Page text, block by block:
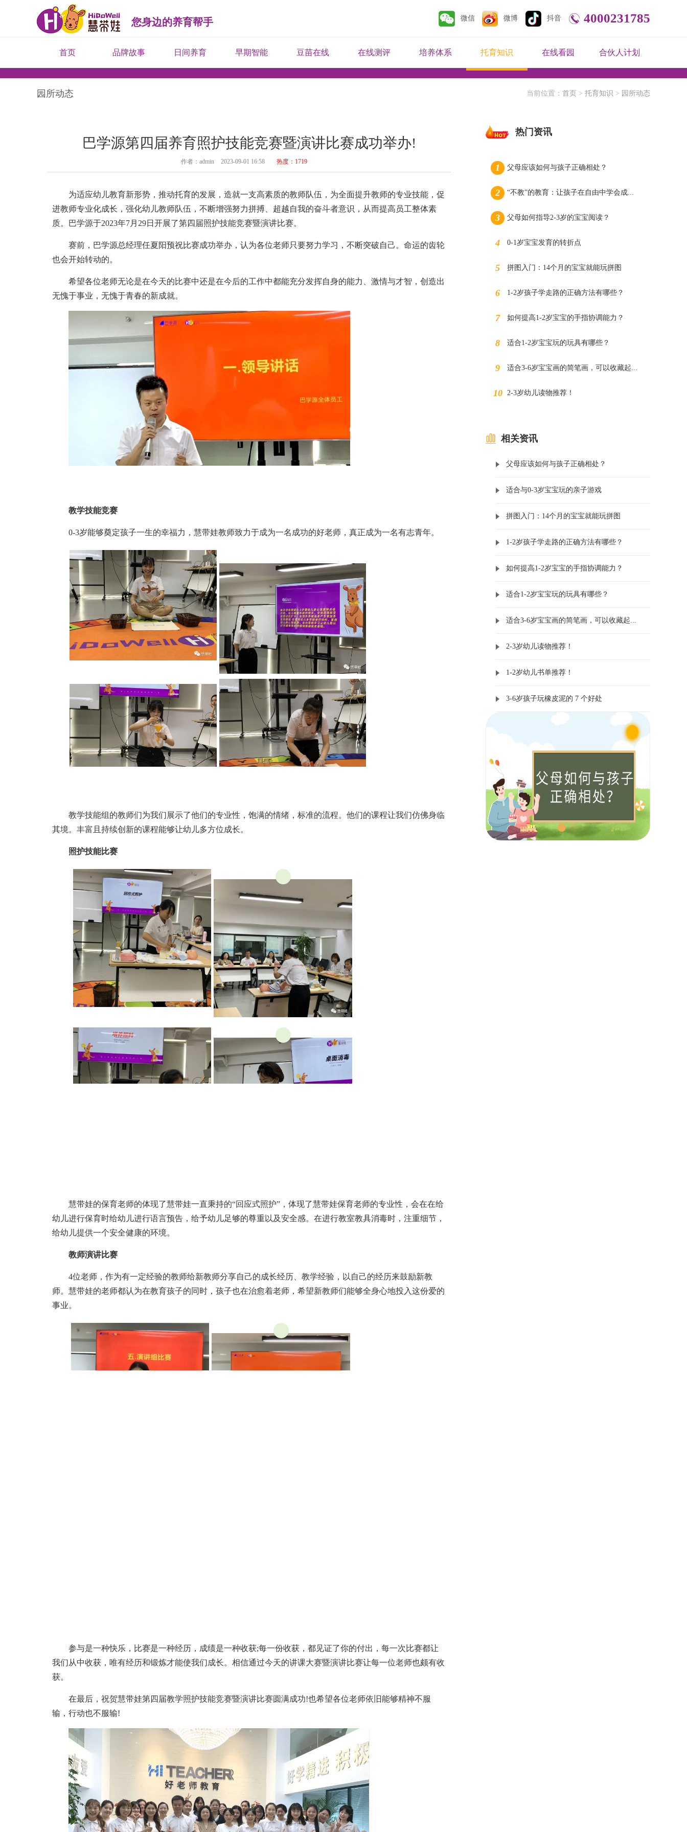
您身边的养育帮手 4000231785
微信 微博 抖音
首页 品牌故事 日间养育 早期智能 豆苗在线 在线测评 培养体系 托育知识 在线看园 合伙人计划
园所动态 当前位置： 首页 > 托育知识 > 园所动态
巴学源第四届养育照护技能竞赛暨演讲比赛成功举办!
作者：admin 2023-09-01 16:58 热度：1719
为适应幼儿教育新形势，推动托育的发展，造就一支高素质的教师队伍，为全面提升教师的专业技能，促
进教师专业化成长，强化幼儿教师队伍，不断增强努力拼搏、超越自我的奋斗者意识，从而提高员工整体素
质。巴学源于2023年7月29日开展了第四届照护技能竞赛暨演讲比赛。
赛前，巴学源总经理任夏阳预祝比赛成功举办，认为各位老师只要努力学习，不断突破自己。命运的齿轮
也会开始转动的。
希望各位老师无论是在今天的比赛中还是在今后的工作中都能充分发挥自身的能力、激情与才智，创造出
无愧于事业，无愧于青春的新成就。
教学技能竞赛
0-3岁能够奠定孩子一生的幸福力，慧带娃教师致力于成为一名成功的好老师，真正成为一名有志青年。
教学技能组的教师们为我们展示了他们的专业性，饱满的情绪，标准的流程。他们的课程让我们仿佛身临
其境。丰富且持续创新的课程能够让幼儿多方位成长。
照护技能比赛
慧带娃的保育老师的体现了慧带娃一直秉持的“回应式照护”，体现了慧带娃保育老师的专业性，会在在给
幼儿进行保育时给幼儿进行语言预告，给予幼儿足够的尊重以及安全感。在进行教室教具消毒时，注重细节，
给幼儿提供一个安全健康的环境。
教师演讲比赛
4位老师，作为有一定经验的教师给新教师分享自己的成长经历、教学经验，以自己的经历来鼓励新教
师。慧带娃的老师都认为在教育孩子的同时，孩子也在治愈着老师，希望新教师们能够全身心地投入这份爱的
事业。
参与是一种快乐，比赛是一种经历，成绩是一种收获;每一份收获，都见证了你的付出，每一次比赛都让
我们从中收获，唯有经历和锻炼才能使我们成长。相信通过今天的讲课大赛暨演讲比赛让每一位老师也颇有收
获。
在最后，祝贺慧带娃第四届教学照护技能竞赛暨演讲比赛圆满成功!也希望各位老师依旧能够精神不服
输，行动也不服输!
热门资讯
父母应该如何与孩子正确相处？
“不教”的教育：让孩子在自由中学会成...
父母如何指导2-3岁的宝宝阅读？
0-1岁宝宝发育的转折点
拼图入门：14个月的宝宝就能玩拼图
1-2岁孩子学走路的正确方法有哪些？
如何提高1-2岁宝宝的手指协调能力？
适合1-2岁宝宝玩的玩具有哪些？
适合3-6岁宝宝画的简笔画，可以收藏起...
2-3岁幼儿读物推荐！
相关资讯
父母应该如何与孩子正确相处？
适合与0-3岁宝宝玩的亲子游戏
拼图入门：14个月的宝宝就能玩拼图
1-2岁孩子学走路的正确方法有哪些？
如何提高1-2岁宝宝的手指协调能力？
适合1-2岁宝宝玩的玩具有哪些？
适合3-6岁宝宝画的简笔画，可以收藏起...
2-3岁幼儿读物推荐！
1-2岁幼儿书单推荐！
3-6岁孩子玩橡皮泥的 7 个好处